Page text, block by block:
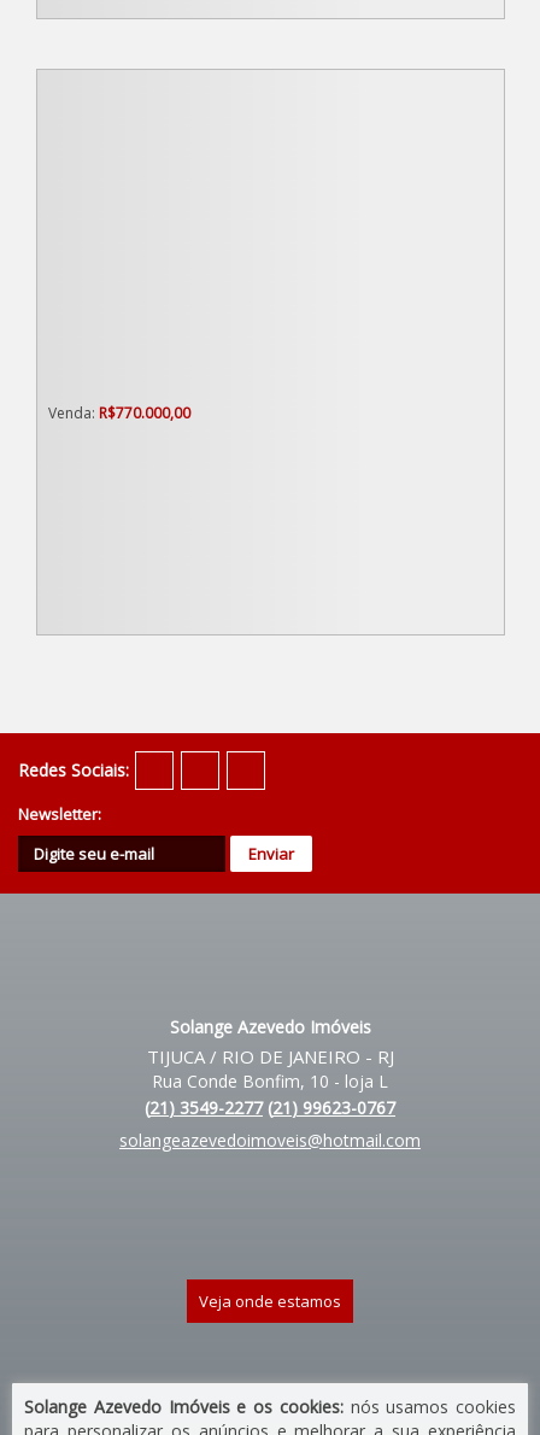
R$770.000,00
Redes Sociais:
Newsletter:
Solange Azevedo Imóveis
TIJUCA / RIO DE JANEIRO - RJ
Rua Conde Bonfim, 10 - loja L
(21) 3549-2277 (21) 99623-0767
solangeazevedoimoveis@hotmail.com
Veja onde estamos
Solange Azevedo Imóveis e os cookies: nós usamos cookies